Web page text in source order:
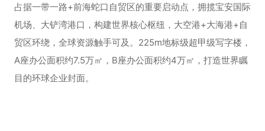
占据一带一路+前海蛇口自贸区的重要启动点，拥揽宝安国际
机场、大铲湾港口，构建世界核心枢纽，大空港+大海港+自
贸区环绕，全球资源触手可及。225m地标级超甲级写字楼，
A座办公面积约7.5万㎡，B座办公面积约4万㎡，打造世界瞩
目的环球企业封面。